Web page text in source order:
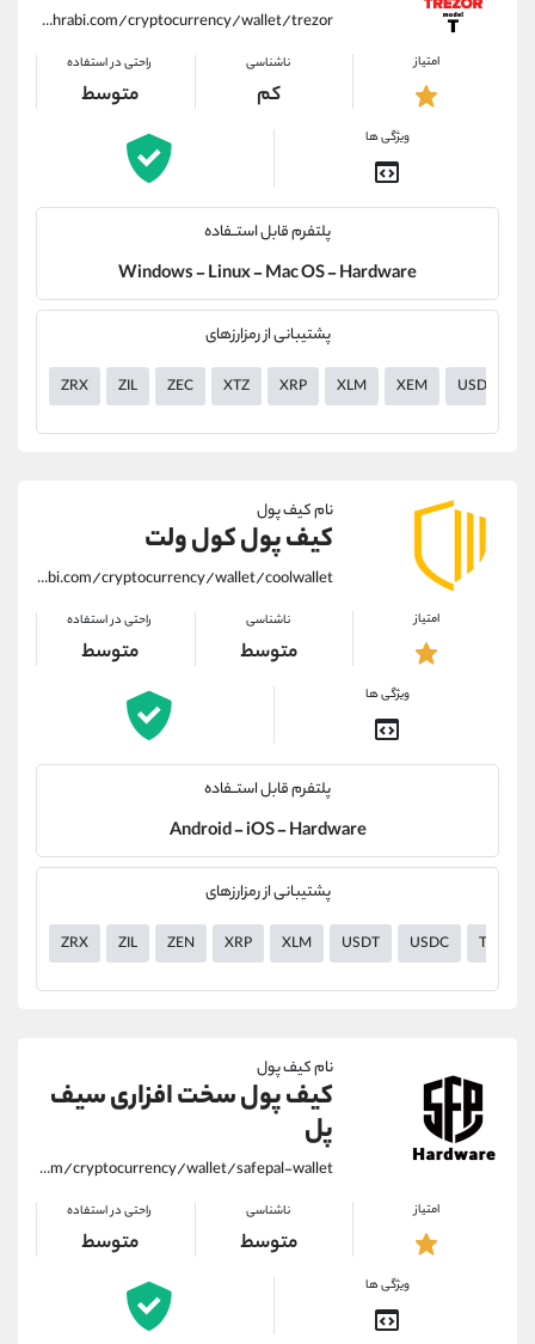
https://alirezamehrabi.com/cryptocurrency/wallet/trezor
امتیاز ناشناسی
کم
راحتی در استفاده
متوسط
ویژگی ها
پلتفرم قابل استــفاده
Windows - Linux - Mac OS - Hardware
پشتیبانی از رمزارزهای
ZRX ZIL ZEC XTZ XRP XLM XEM USDT
نام کیف پول
کیف پول کول ولت
https://alirezamehrabi.com/cryptocurrency/wallet/coolwallet
امتیاز ناشناسی
متوسط
راحتی در استفاده
متوسط
ویژگی ها
پلتفرم قابل استــفاده
Android - iOS - Hardware
پشتیبانی از رمزارزهای
ZRX ZIL ZEN XRP XLM USDT USDC TUSD
نام کیف پول
کیف پول سخت افزاری سیف
پل
https://alirezamehrabi.com/cryptocurrency/wallet/safepal-wallet
امتیاز ناشناسی
متوسط
راحتی در استفاده
متوسط
ویژگی ها